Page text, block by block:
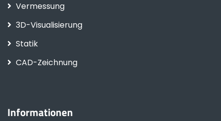
Vermessung
3D-Visualisierung
Statik
CAD-Zeichnung
Informationen